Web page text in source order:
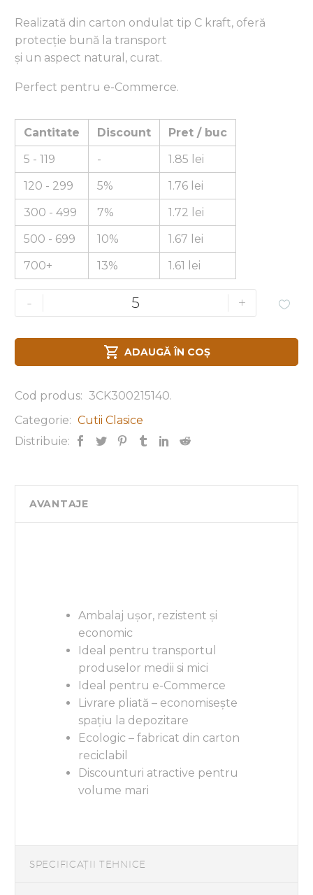
Realizată din carton ondulat tip C kraft, oferă
protecție bună la transport
și un aspect natural, curat.
Perfect pentru e-Commerce.
Cantitate Discount
Pret / buc
5 - 119
- 1.85 lei
120 - 299
5% 1.76 lei
300 - 499
7% 1.72
lei
500 - 699
10% 1.67 lei
700+
13% 1.61 lei
- +
 ADAUGĂ ÎN COȘ

Cod produs: 3CK300215140.
Categorie: Cutii Clasice
Distribuie:
AVANTAJE
Ambalaj ușor, rezistent și
economic
Ideal pentru transportul
produselor medii si mici
Ideal pentru e-Commerce
Livrare pliată – economisește
spațiu la depozitare
Ecologic – fabricat din carton
reciclabil
Discounturi atractive pentru
volume mari
SPECIFICAȚII TEHNICE